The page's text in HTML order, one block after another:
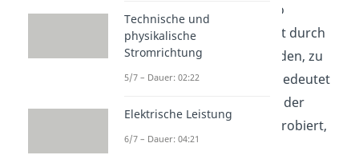
sind also immer so
gerichtet, dass sie die Kraft durch
die sie hervorgerufen werden, zu
hemmenversuchen. Das bedeutet
einfach ausgedrückt, dass der
Induktionsstromimmer probiert,
den Zustand vom Anfang
Technische und
physikalische
Stromrichtung
5/7 – Dauer: 02:22
Elektrische Leistung
6/7 – Dauer: 04:21